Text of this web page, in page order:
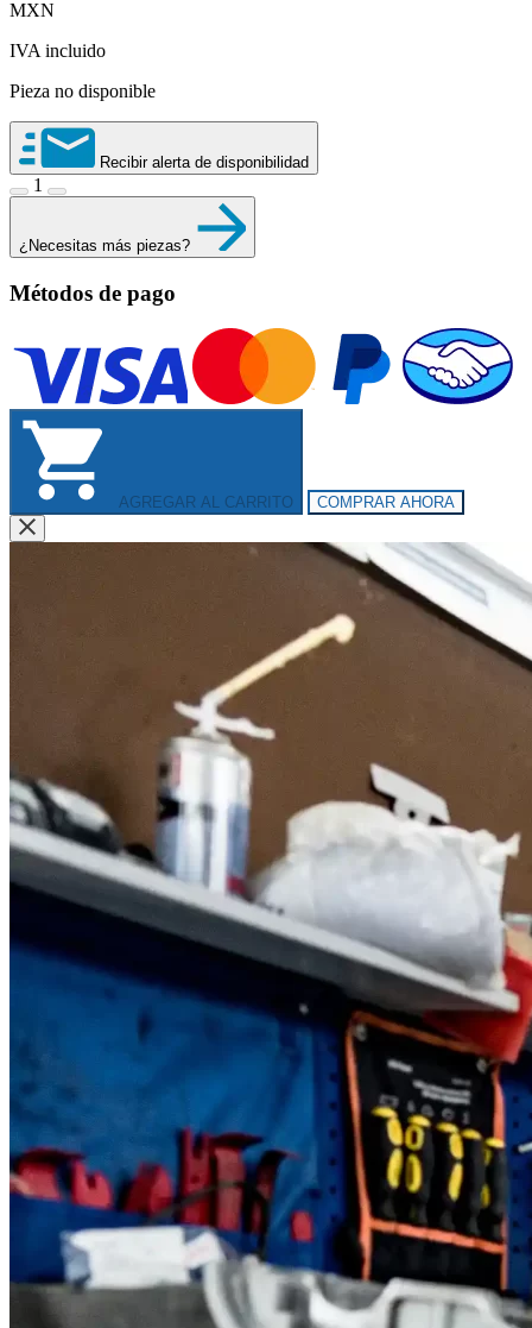
MXN
IVA incluido
Pieza no disponible
Recibir alerta de disponibilidad
1
¿Necesitas más piezas?
Métodos de pago
AGREGAR AL CARRITO COMPRAR AHORA